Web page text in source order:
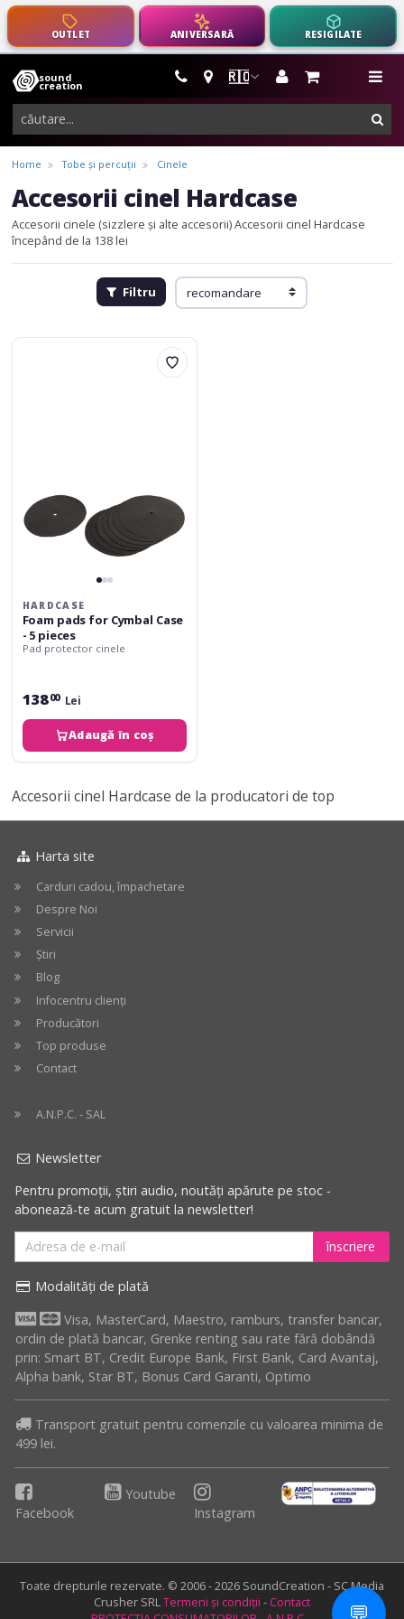
OUTLET ANIVERSARĂ RESIGILATE
🇷🇴
sound
creation
instrumente
muzicale,
echipamente
pro-
audio
Home Tobe și percuții Cinele
Accesorii cinel Hardcase
Accesorii cinele (sizzlere și alte accesorii)Accesorii cinel Hardcase
începând de la 138 lei
Filtru
Hardcase
HARDCASE
Foam pads for Cymbal Case
- 5 pieces
Pad protector cinele
13800 Lei
Adaugă în coș
Accesorii cinel Hardcase de la producatori de top
Harta site
Carduri cadou, împachetare
Despre Noi
Servicii
Știri
Blog
Infocentru clienți
Producători
Top produse
Contact
A.N.P.C. - SAL
Newsletter
Pentru promoții, știri audio, noutăți apărute pe stoc -
abonează-te acum gratuit la newsletter!
înscriere
Modalități de plată
Visa, MasterCard, Maestro, ramburs, transfer bancar,
ordin de plată bancar, Grenke renting sau rate fără dobândă
prin: Smart BT, Credit Europe Bank, First Bank, Card Avantaj,
Alpha bank, Star BT, Bonus Card Garanti, Optimo
Transport gratuit pentru comenzile cu valoarea minima de
499 lei.
Facebook
Youtube
Instagram
Toate drepturile rezervate. © 2006 - 2026 SoundCreation - SC Media
Crusher SRLTermeni și condiții - Contact